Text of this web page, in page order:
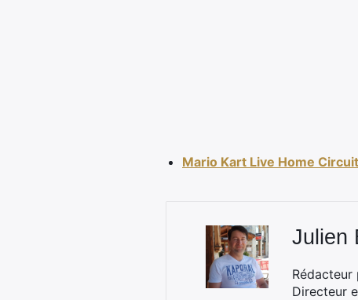
Mario Kart Live Home
Julien
Directeur